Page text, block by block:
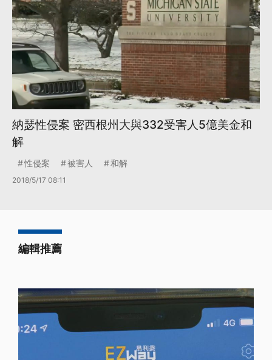
納瑟性侵案 密西根州大與332受害人5億美金和
解
性侵案 被害人 和解
2018/5/17 08:11
編輯推薦